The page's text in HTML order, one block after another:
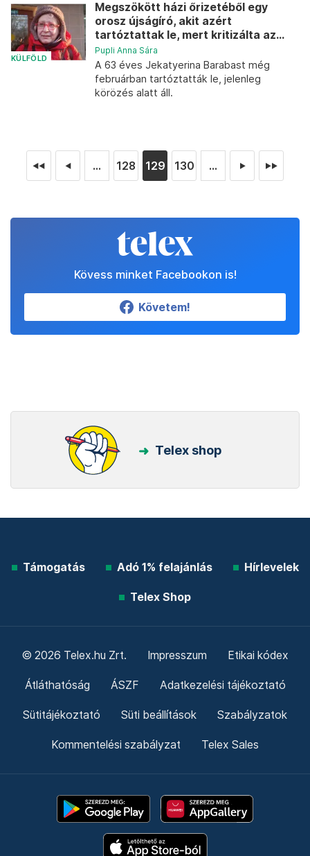
KÜLFÖLD
Megszökött házi őrizetéből egy
orosz újságíró, akit azért
tartóztattak le, mert kritizálta az...
Pupli Anna Sára
A 63 éves Jekatyerina Barabast még
februárban tartóztatták le, jelenleg
körözés alatt áll.
◄◄ ◄ ... 128 129 130 ... ► ►►
Kövess minket Facebookon is!
Követem!
Telex shop
Támogatás Adó 1% felajánlás Hírlevelek
Telex Shop
© 2026 Telex.hu Zrt. Impresszum Etikai kódex
Átláthatóság ÁSZF Adatkezelési tájékoztató
Sütitájékoztató Süti beállítások Szabályzatok
Kommentelési szabályzat Telex Sales